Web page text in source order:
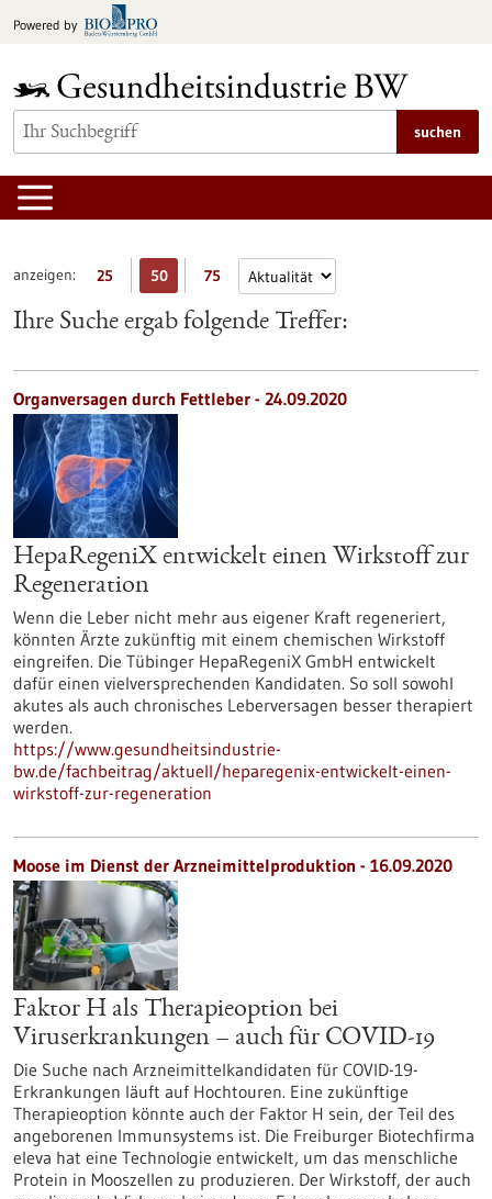
Inhalt
Powered by
suchen
anzeigen: 25 50 75
Ihre Suche ergab folgende Treffer:
Organversagen durch Fettleber - 24.09.2020
HepaRegeniX entwickelt einen Wirkstoff zur
Regeneration
Wenn die Leber nicht mehr aus eigener Kraft regeneriert,
könnten Ärzte zukünftig mit einem chemischen Wirkstoff
eingreifen. Die Tübinger HepaRegeniX GmbH entwickelt
dafür einen vielversprechenden Kandidaten. So soll sowohl
akutes als auch chronisches Leberversagen besser therapiert
werden.
https://www.gesundheitsindustrie-
bw.de/fachbeitrag/aktuell/heparegenix-entwickelt-einen-
wirkstoff-zur-regeneration
Moose im Dienst der Arzneimittelproduktion - 16.09.2020
Faktor H als Therapieoption bei
Viruserkrankungen – auch für COVID-19
Die Suche nach Arzneimittelkandidaten für COVID-19-
Erkrankungen läuft auf Hochtouren. Eine zukünftige
Therapieoption könnte auch der Faktor H sein, der Teil des
angeborenen Immunsystems ist. Die Freiburger Biotechfirma
eleva hat eine Technologie entwickelt, um das menschliche
Protein in Mooszellen zu produzieren. Der Wirkstoff, der auch